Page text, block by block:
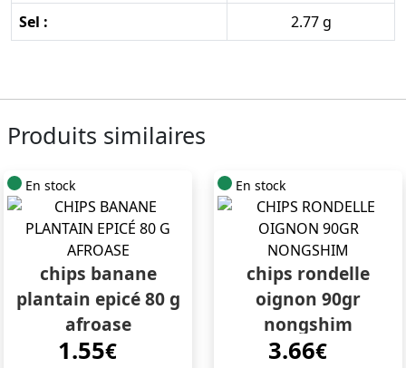
Sel :
2.77 g
Produits similaires
En stock
chips banane
plantain epicé 80 g
afroase
1.55€
En stock
chips rondelle
oignon 90gr
nongshim
3.66€